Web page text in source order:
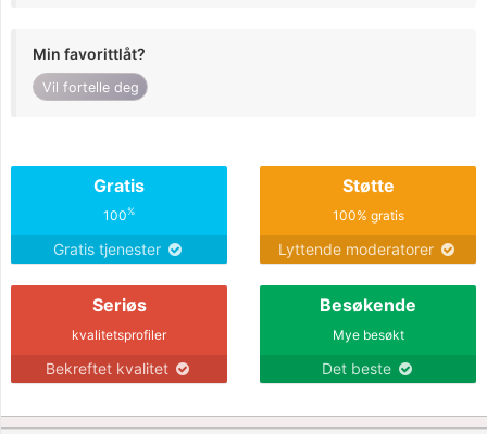
Min favorittlåt?
Vil fortelle deg
Gratis
100%
Gratis tjenester
Støtte
100% gratis
Lyttende moderatorer
Seriøs
kvalitetsprofiler
Bekreftet kvalitet
Besøkende
Mye besøkt
Det beste